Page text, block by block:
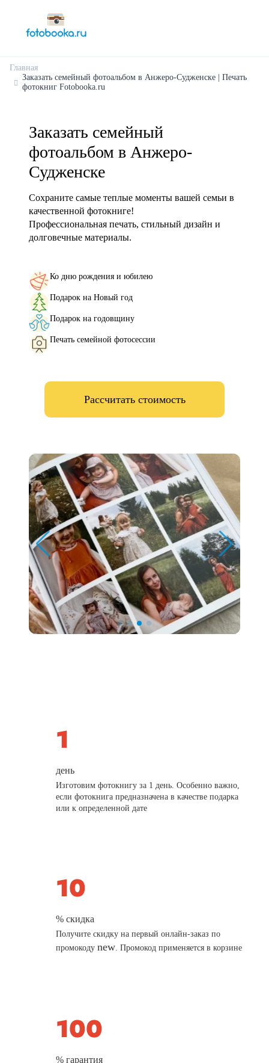
Главная
Заказать семейный фотоальбом в Анжеро-Судженске | Печать
фотокниг Fotobooka.ru
Заказать семейный
фотоальбом в Анжеро-
Судженске
Сохраните самые теплые моменты вашей семьи в
качественной фотокниге!
Профессиональная печать, стильный дизайн и
долговечные материалы.
Ко дню рождения и юбилею
Подарок на Новый год
Подарок на годовщину
Печать семейной фотосессии
Рассчитать стоимость
день
Изготовим фотокнигу за 1 день. Особенно важно,
если фотокнига предназначена в качестве подарка
или к определенной дате
% скидка
Получите скидку на первый онлайн-заказ по
промокодуnew. Промокод применяется в корзине
% гарантия